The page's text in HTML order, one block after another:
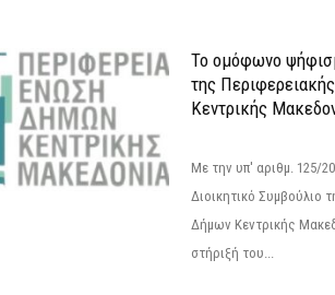
Το ομόφωνο
της
Κεντρικής
Με την υπ' αριθμ. 125/
Διοικητικό Συμβούλιο
Δήμων Κεντρικής
στήριξή του...